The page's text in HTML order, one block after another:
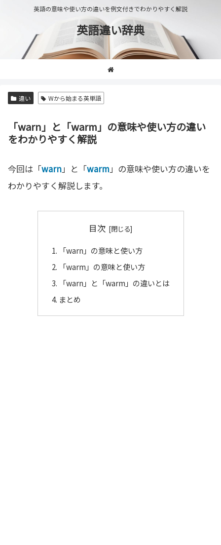
英語の意味や使い方の違いを例文付きでわかりやすく解説
英語違い辞典
違い Wから始まる英単語
「warn」と「warm」の意味や使い方の違い
をわかりやすく解説
今回は「warn」と「warm」の意味や使い方の違いを
わかりやすく解説します。
目次
「warn」の意味と使い方
「warm」の意味と使い方
「warn」と「warm」の違いとは
まとめ